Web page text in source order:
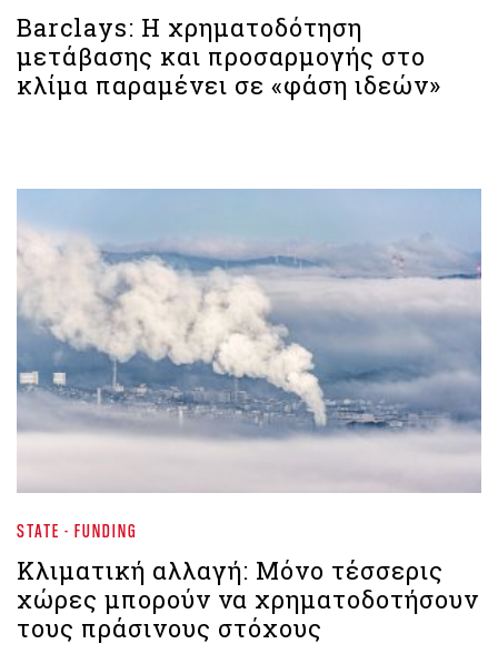
Barclays: Η χρηματοδότηση
μετάβασης και προσαρμογής στο
κλίμα παραμένει σε «φάση ιδεών»
STATE - FUNDING
Κλιματική αλλαγή: Μόνο τέσσερις
χώρες μπορούν να χρηματοδοτήσουν
τους πράσινους στόχους